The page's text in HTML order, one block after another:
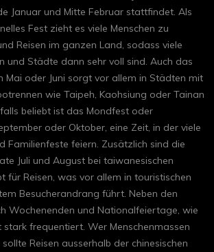
Januar und Mitte Februar stattfindet. Als
Fest zieht es viele Menschen zu
Reisen im ganzen Land, sodass viele
und Städte dann sehr voll sind. Auch das
Mai oder Juni sorgt vor allem in Städten mit
wie Taipeh, Kaohsiung oder Tainan
beliebt ist das Mondfest oder
oder Oktober, eine Zeit, in der viele
Familienfeste feiern. Zusätzlich sind die
Juli und August bei taiwanesischen
für Reisen, was vor allem in touristischen
Besucherandrang führt. Neben den
Wochenenden und Nationalfeiertage, wie
stark frequentiert. Wer Menschenmassen
Reisen ausserhalb der chinesischen